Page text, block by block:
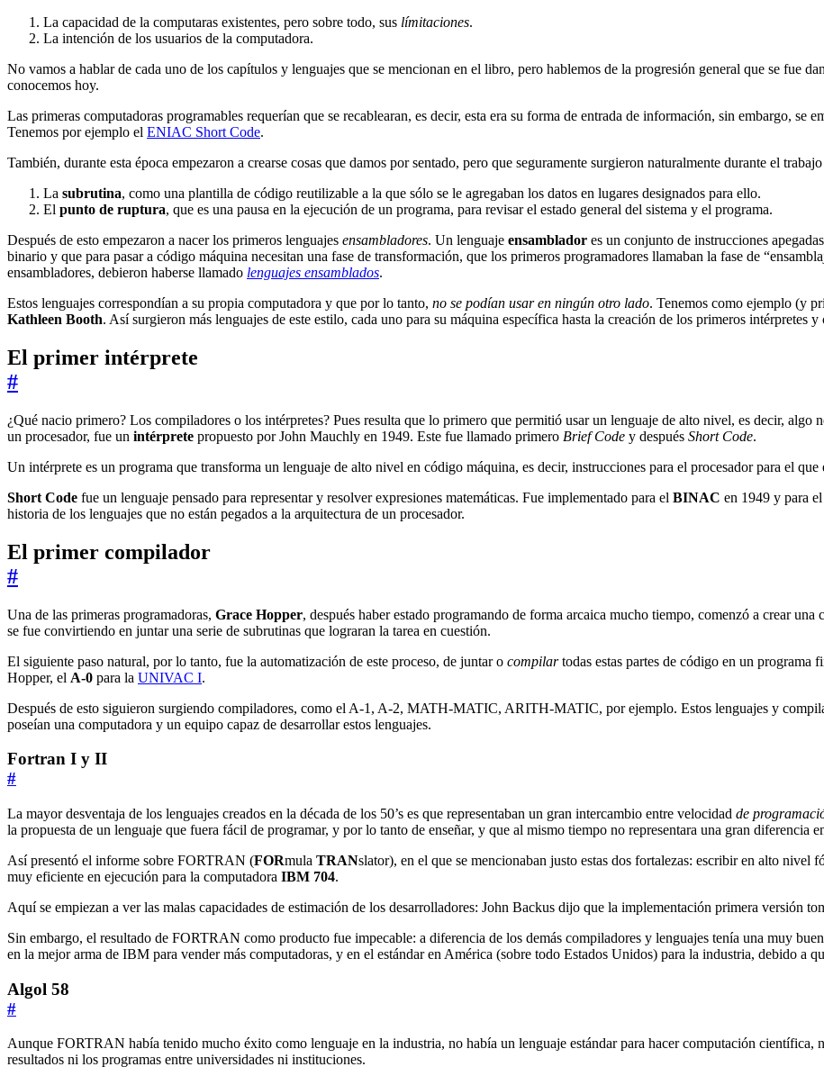
La capacidad de la computaras existentes, pero sobre todo, sus límitaciones.
La intención de los usuarios de la computadora.
No vamos a hablar de cada uno de los capítulos y lenguajes que se mencionan en el libro, pero hablemos de la progresión general que se fue
conocemos hoy.
Las primeras computadoras programables requerían que se recablearan, es decir, esta era su forma de entrada de información, sin embargo, se
Tenemos por ejemplo el ENIAC Short Code.
También, durante esta época empezaron a crearse cosas que damos por sentado, pero que seguramente surgieron naturalmente durante el
La subrutina, como una plantilla de código reutilizable a la que sólo se le agregaban los datos en lugares designados para ello.
El punto de ruptura, que es una pausa en la ejecución de un programa, para revisar el estado general del sistema y el programa.
Después de esto empezaron a nacer los primeros lenguajes ensambladores. Un lenguaje ensamblador es un conjunto de instrucciones
binario y que para pasar a código máquina necesitan una fase de transformación, que los primeros programadores llamaban la fase de
ensambladores, debieron haberse llamado lenguajes ensamblados.
Estos lenguajes correspondían a su propia computadora y que por lo tanto, no se podían usar en ningún otro lado. Tenemos como ejemplo (y
Kathleen Booth. Así surgieron más lenguajes de este estilo, cada uno para su máquina específica hasta la creación de los primeros intérpretes y
El primer intérprete
#
¿Qué nacio primero? Los compiladores o los intérpretes? Pues resulta que lo primero que permitió usar un lenguaje de alto nivel, es decir, algo
un procesador, fue un intérprete propuesto por John Mauchly en 1949. Este fue llamado primero Brief Code y después Short Code.
Un intérprete es un programa que transforma un lenguaje de alto nivel en código máquina, es decir, instrucciones para el procesador para el
Short Code fue un lenguaje pensado para representar y resolver expresiones matemáticas. Fue implementado para el BINAC en 1949 y para el
historia de los lenguajes que no están pegados a la arquitectura de un procesador.
El primer compilador
#
Una de las primeras programadoras, Grace Hopper, después haber estado programando de forma arcaica mucho tiempo, comenzó a crear una
se fue convirtiendo en juntar una serie de subrutinas que lograran la tarea en cuestión.
El siguiente paso natural, por lo tanto, fue la automatización de este proceso, de juntar o compilartodas estas partes de código en un programa
Hopper, el A-0 para la UNIVAC I.
Después de esto siguieron surgiendo compiladores, como el A-1, A-2, MATH-MATIC, ARITH-MATIC, por ejemplo. Estos lenguajes y
poseían una computadora y un equipo capaz de desarrollar estos lenguajes.
Fortran I y II
#
La mayor desventaja de los lenguajes creados en la década de los 50’s es que representaban un gran intercambio entre velocidad de
la propuesta de un lenguaje que fuera fácil de programar, y por lo tanto de enseñar, y que al mismo tiempo no representara una gran diferencia
Así presentó el informe sobre FORTRAN (FORmula TRANslator), en el que se mencionaban justo estas dos fortalezas: escribir en alto
muy eficiente en ejecución para la computadora IBM 704.
Aquí se empiezan a ver las malas capacidades de estimación de los desarrolladores: John Backus dijo que la implementación primera versión
Sin embargo, el resultado de FORTRAN como producto fue impecable: a diferencia de los demás compiladores y lenguajes tenía una muy
en la mejor arma de IBM para vender más computadoras, y en el estándar en América (sobre todo Estados Unidos) para la industria, debido a
Algol 58
#
Aunque FORTRAN había tenido mucho éxito como lenguaje en la industria, no había un lenguaje estándar para hacer computación
resultados ni los programas entre universidades ni instituciones.